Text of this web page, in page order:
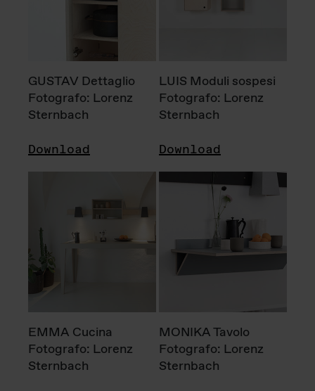
GUSTAV Dettaglio
Fotografo: Lorenz
Sternbach
Download
LUIS Moduli sospesi
Fotografo: Lorenz
Sternbach
Download
EMMA Cucina
Fotografo: Lorenz
Sternbach
MONIKA Tavolo
Fotografo: Lorenz
Sternbach